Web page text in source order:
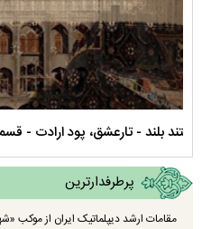
نماهنگ صحن حضرت زهرا سلام
پرطرفدارترین
مقامات ارشد دیپلماتیک ایران از موکب